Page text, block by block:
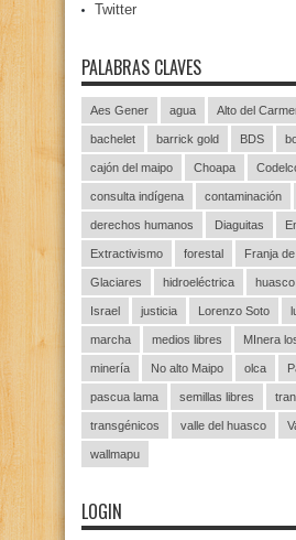
Twitter
PALABRAS CLAVES
Aes Gener agua Alto del
bachelet barrick gold BDS
cajón del maipo Choapa
consulta indígena contaminación
derechos humanos Diaguitas
Extractivismo forestal Franja
Glaciares hidroeléctrica huasco
Israel justicia Lorenzo Soto
marcha medios libres MInera
minería No alto Maipo olca
pascua lama semillas libres
transgénicos valle del huasco
wallmapu
LOGIN